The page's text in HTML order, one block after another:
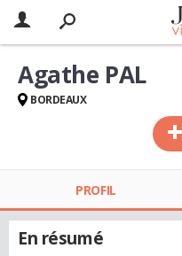
Agathe PAL
BORDEAUX
PROFIL
En résumé